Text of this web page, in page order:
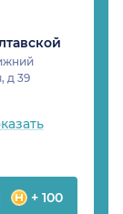
д 39
+ 100